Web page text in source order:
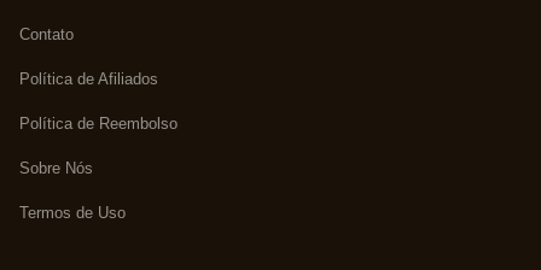
Contato
Política de Afiliados
Política de Reembolso
Sobre Nós
Termos de Uso